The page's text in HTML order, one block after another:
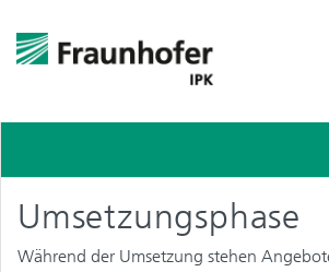
Umsetzungsphase
Während der Umsetzung stehen